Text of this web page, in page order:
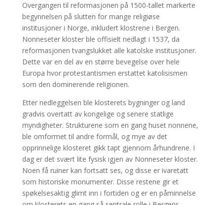
Overgangen til reformasjonen på 1500-tallet markerte
begynnelsen på slutten for mange religiøse
institusjoner i Norge, inkludert klostrene i Bergen.
Nonneseter kloster ble offisielt nedlagt i 1537, da
reformasjonen tvangslukket alle katolske institusjoner.
Dette var en del av en større bevegelse over hele
Europa hvor protestantismen erstattet katolisismen
som den dominerende religionen.
Etter nedleggelsen ble klosterets bygninger og land
gradvis overtatt av kongelige og senere statlige
myndigheter. Strukturene som en gang huset nonnene,
ble omformet til andre formål, og mye av det
opprinnelige klosteret gikk tapt gjennom århundrene. I
dag er det svært lite fysisk igjen av Nonneseter kloster.
Noen få ruiner kan fortsatt ses, og disse er ivaretatt
som historiske monumenter. Disse restene gir et
spøkelsesaktig glimt inn i fortiden og er en påminnelse